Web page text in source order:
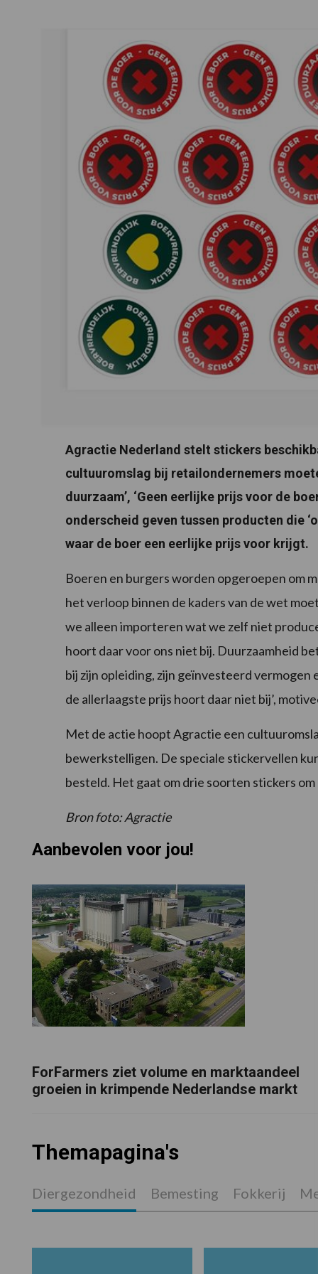
Agractie Nederland stelt stickers
cultuuromslag bij retailondernemers
duurzaam’, ‘Geen eerlijke prijs voor de
onderscheid geven tussen producten die
waar de boer een eerlijke prijs voor krijgt.
Boeren en burgers worden opgeroepen om
het verloop binnen de kaders van de wet
we alleen importeren wat we zelf niet
hoort daar voor ons niet bij. Duurzaamheid
bij zijn opleiding, zijn geïnvesteerd vermogen
de allerlaagste prijs hoort daar niet bij’,
Met de actie hoopt Agractie een
bewerkstelligen. De speciale stickervellen
besteld. Het gaat om drie soorten stickers
Bron foto: Agractie
Aanbevolen voor jou!
ForFarmers ziet volume en marktaandeel
groeien in krimpende Nederlandse markt
Themapagina's
Diergezondheid Bemesting Fokkerij